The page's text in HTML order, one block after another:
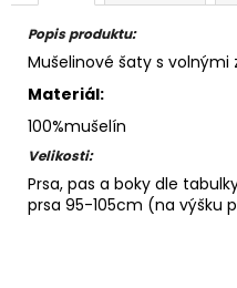
Popis produktu:
Mušelinové šaty s
Materiál:
100%mušelín
Velikosti:
Prsa, pas a boky dle
prsa 95-105cm (na výšku